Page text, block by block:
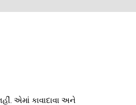
એમાં કાવાદાવા અને